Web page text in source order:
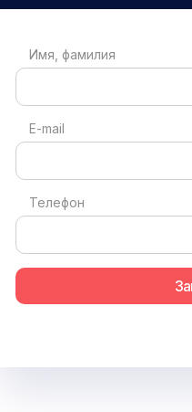
Имя, фамилия
E-mail
Телефон